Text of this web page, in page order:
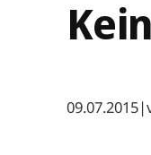
09.07.2015|